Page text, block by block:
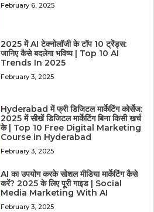
February 6, 2025
2025 में AI टेक्नोलॉजी के टॉप 10 ट्रेंड्स:
जानिए कैसे बदलेगा भविष्य | Top 10 AI
Trends In 2025
February 3, 2025
Hyderabad में फ्री डिजिटल मार्केटिंग कोर्सेज:
2025 में सीखें डिजिटल मार्केटिंग बिना किसी खर्च
के | Top 10 Free Digital Marketing
Course in Hyderabad
February 3, 2025
AI का उपयोग करके सोशल मीडिया मार्केटिंग कैसे
करें? 2025 के लिए पूरी गाइड | Social
Media Marketing With AI
February 3, 2025